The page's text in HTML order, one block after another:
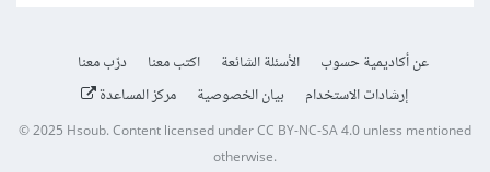
عن أكاديمية حسوب الأسئلة الشائعة اكتب معنا
درّب معنا
إرشادات الاستخدام
بيان الخصوصية مركز المساعدة
© 2025Hsoub.Content licensed underCC BY-NC-SA 4.0unless mentioned
otherwise.